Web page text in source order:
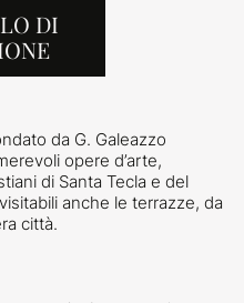
/ DUOMO
DI
da G. Galeazzo
opere d’arte,
di Santa Tecla e del
anche le terrazze, da
città.